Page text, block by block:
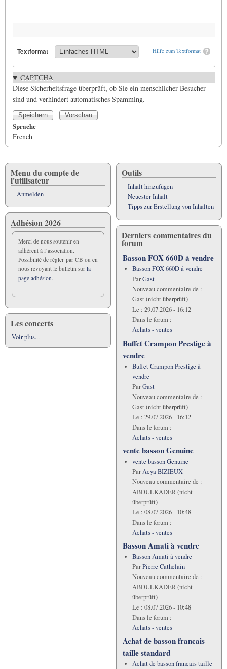
Hilfe zum Textformat
Textformat
CAPTCHA
Diese Sicherheitsfrage überprüft, ob Sie ein menschlicher Besucher
sind und verhindert automatisches Spamming.
Sprache
French
Menu du compte de
l'utilisateur
Anmelden
Adhésion 2026
Merci de nous soutenir en
adhérent à l’association.
Possibilité de régler par CB ou en
nous revoyant le bulletin sur la
page adhésion.
Les concerts
Voir plus...
Outils
Inhalt hinzufügen
Neuester Inhalt
Tipps zur Erstellung von Inhalten
Derniers commentaires du
forum
Basson FOX 660D á vendre
Basson FOX 660D á vendre
ParGast
Nouveau commentaire de :
Gast (nicht überprüft)
Le : 29.07.2026 - 16:12
Dans le forum :
Achats - ventes
Buffet Crampon Prestige à
vendre
Buffet Crampon Prestige à
vendre
ParGast
Nouveau commentaire de :
Gast (nicht überprüft)
Le : 29.07.2026 - 16:12
Dans le forum :
Achats - ventes
vente basson Genuine
vente basson Genuine
ParAcya BIZIEUX
Nouveau commentaire de :
ABDULKADER (nicht
überprüft)
Le : 08.07.2026 - 10:48
Dans le forum :
Achats - ventes
Basson Amati à vendre
Basson Amati à vendre
ParPierre Cathelain
Nouveau commentaire de :
ABDULKADER (nicht
überprüft)
Le : 08.07.2026 - 10:48
Dans le forum :
Achats - ventes
Achat de basson francais
taille standard
Achat de basson francais taille